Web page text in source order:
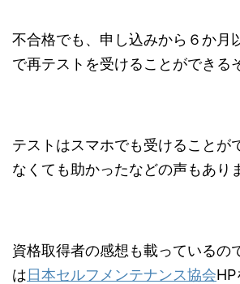
不合格でも、申し込みから６か月
で再テストを受けることができる
テストはスマホでも受けることが
なくても助かったなどの声もあり
資格取得者の感想も載っているの
は日本セルフメンテナンス協会